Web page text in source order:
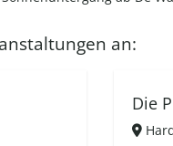
an:
Die